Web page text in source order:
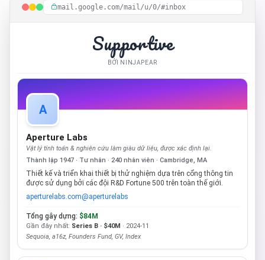
mail.google.com/mail/u/0/#inbox
Supportive
BỞI NINJAPEAR
A
Aperture Labs
Vật lý tính toán & nghiên cứu làm giàu dữ liệu, được xác định lại.
Thành lập 1947 · Tư nhân · 240 nhân viên · Cambridge, MA
Thiết kế và triển khai thiết bị thử nghiệm dựa trên cổng thông tin
được sử dụng bởi các đội R&D Fortune 500 trên toàn thế giới.
aperturelabs.com@aperturelabs
Tổng gây dựng: $84M
Gần đây nhất: Series B · $40M · 2024-11
Sequoia, a16z, Founders Fund, GV, Index